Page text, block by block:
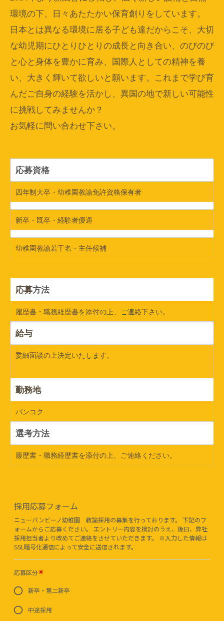
環境の下、日々あたたかい保育創りをしています。
日本とは異なる環境に居る子ども達だからこそ、大切
な幼児期にひとりひとりの成長と向き合い、のびのび
と心と身体を豊かに育み、国際人としての精神を養
い、大きく輝いて欲しいと願います。これまで学び育
んだご自身の経験を活かし、異国の地で新しい可能性
に挑戦してみませんか？
お気軽に問い合わせ下さい。
応募資格
四年制大卒・幼稚園教諭免許資格保有者
新卒・既卒・経験者優遇
幼稚園教諭若干名・主任候補
応募方法
履歴書・職務経歴書を添付の上、ご連絡下さい。
給与
委細面談の上決定いたします。
勤務地
バンコク
選考方法
履歴書・職務経歴書を添付の上、ご連絡ください。